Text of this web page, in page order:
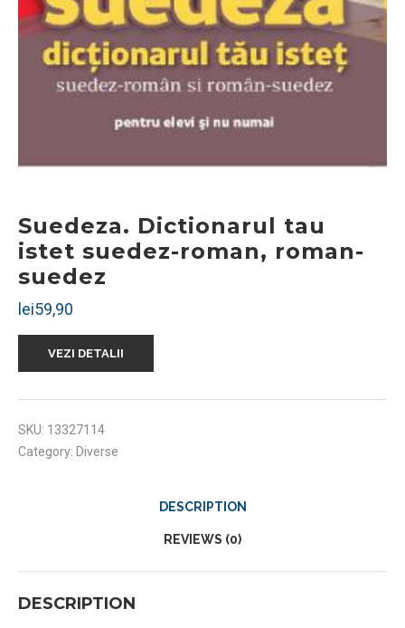
Suedeza. Dictionarul tau
istet suedez-roman, roman-
suedez
lei59,90
VEZI DETALII
SKU: 13327114
Category: Diverse
DESCRIPTION
REVIEWS (0)
DESCRIPTION